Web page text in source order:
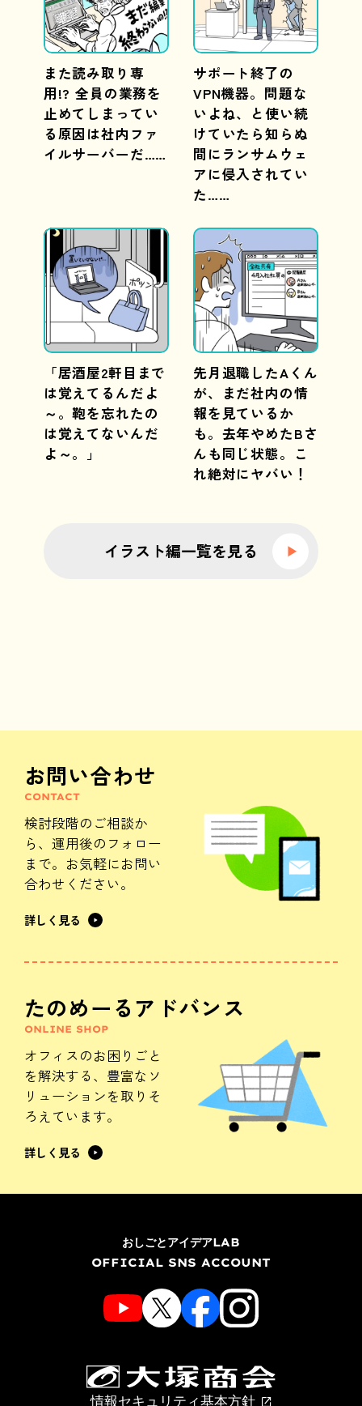
また読み取り専
用!? 全員の業務を
止めてしまってい
る原因は社内ファ
イルサーバーだ……
サポート終了の
VPN機器。問題な
いよね、と使い続
けていたら知らぬ
間にランサムウェ
アに侵入されてい
た……
「居酒屋2軒目まで
は覚えてるんだよ
～。鞄を忘れたの
は覚えてないんだ
よ～。」
先月退職したAくん
が、まだ社内の情
報を見ているか
も。去年やめたBさ
んも同じ状態。こ
れ絶対にヤバい！
イラスト編一覧を見る
お問い合わせ
CONTACT
検討段階のご相談か
ら、 運用後のフォロー
まで。 お気軽にお問い
合わせください。
詳しく見る
たのめーるアドバンス
ONLINE SHOP
オフィスのお困りごと
を解決する、 豊富なソ
リューションを取りそ
ろえています。
詳しく見る
おしごとアイデアLAB
OFFICIAL SNS ACCOUNT
情報セキュリティ基本方針